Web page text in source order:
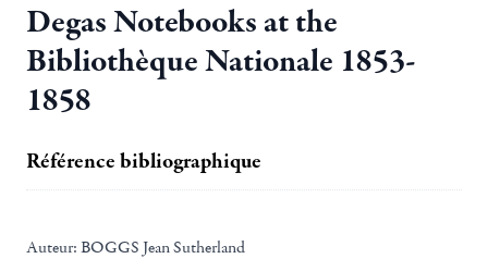
Degas Notebooks at the
Bibliothèque Nationale 1853-
1858
Référence bibliographique
Auteur: BOGGS Jean Sutherland